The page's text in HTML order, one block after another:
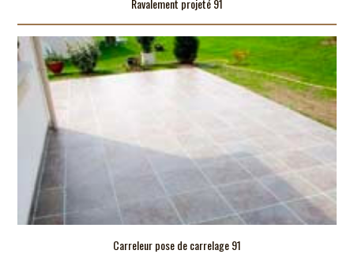
Ravalement projeté 91
Carreleur pose de carrelage 91